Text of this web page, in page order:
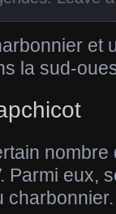
et
la sud-
Parmi eux,
charbonnier.